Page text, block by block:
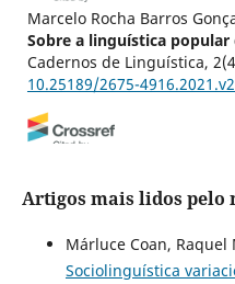
Marcelo Rocha Barros
Sobre a linguística popular
Cadernos de Linguística,
10.25189/2675-
A Linguística Popular e a
Revista da ABRALIN, 609.
Artigos mais lidos pelo
Márluce Coan, Raquel
Sociolinguística